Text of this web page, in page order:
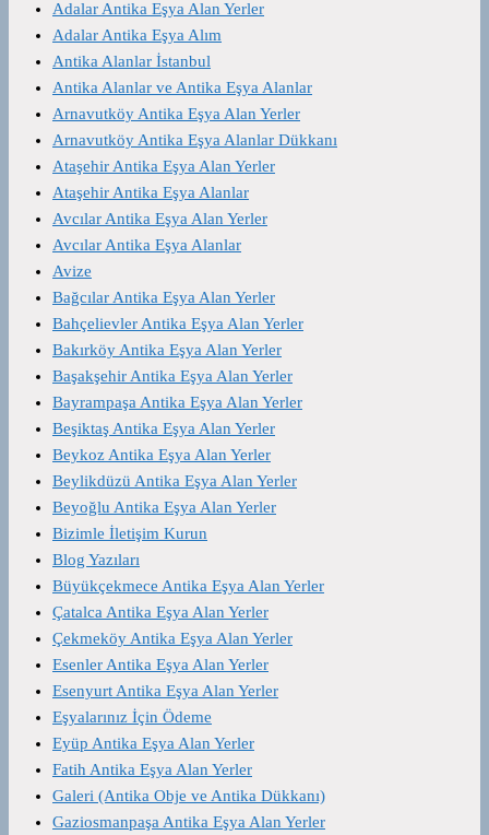
Adalar Antika Eşya Alan Yerler
Adalar Antika Eşya Alım
Antika Alanlar İstanbul
Antika Alanlar ve Antika Eşya Alanlar
Arnavutköy Antika Eşya Alan Yerler
Arnavutköy Antika Eşya Alanlar Dükkanı
Ataşehir Antika Eşya Alan Yerler
Ataşehir Antika Eşya Alanlar
Avcılar Antika Eşya Alan Yerler
Avcılar Antika Eşya Alanlar
Avize
Bağcılar Antika Eşya Alan Yerler
Bahçelievler Antika Eşya Alan Yerler
Bakırköy Antika Eşya Alan Yerler
Başakşehir Antika Eşya Alan Yerler
Bayrampaşa Antika Eşya Alan Yerler
Beşiktaş Antika Eşya Alan Yerler
Beykoz Antika Eşya Alan Yerler
Beylikdüzü Antika Eşya Alan Yerler
Beyoğlu Antika Eşya Alan Yerler
Bizimle İletişim Kurun
Blog Yazıları
Büyükçekmece Antika Eşya Alan Yerler
Çatalca Antika Eşya Alan Yerler
Çekmeköy Antika Eşya Alan Yerler
Esenler Antika Eşya Alan Yerler
Esenyurt Antika Eşya Alan Yerler
Eşyalarınız İçin Ödeme
Eyüp Antika Eşya Alan Yerler
Fatih Antika Eşya Alan Yerler
Galeri (Antika Obje ve Antika Dükkanı)
Gaziosmanpaşa Antika Eşya Alan Yerler